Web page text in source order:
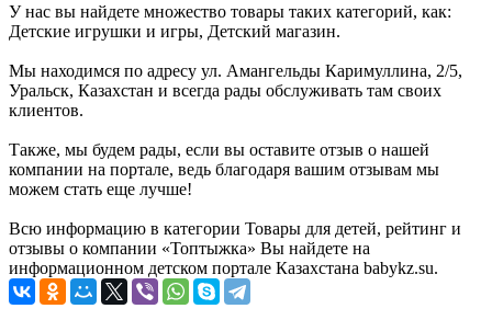
У нас вы найдете множество товары таких категорий, как:
Детские игрушки и игры, Детский магазин.
Мы находимся по адресу ул. Амангельды Каримуллина, 2/5,
Уральск, Казахстан и всегда рады обслуживать там своих
клиентов.
Также, мы будем рады, если вы оставите отзыв о нашей
компании на портале, ведь благодаря вашим отзывам мы
можем стать еще лучше!
Всю информацию в категории Товары для детей, рейтинг и
отзывы о компании «Топтыжка» Вы найдете на
информационном детском портале Казахстана babykz.su.